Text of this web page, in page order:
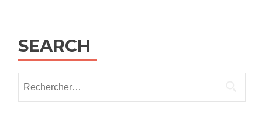
SEARCH